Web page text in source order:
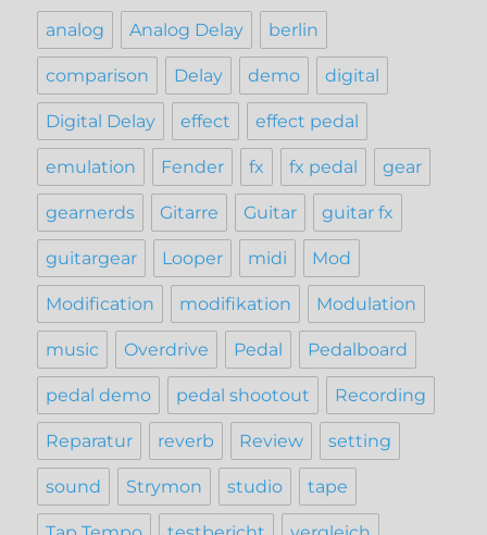
analog Analog Delay berlin
comparison Delay demo digital
Digital Delay effect effect pedal
emulation Fender fx fx pedal gear
gearnerds Gitarre Guitar guitar fx
guitargear Looper midi Mod
Modification modifikation Modulation
music Overdrive Pedal Pedalboard
pedal demo pedal shootout Recording
Reparatur reverb Review setting
sound Strymon studio tape